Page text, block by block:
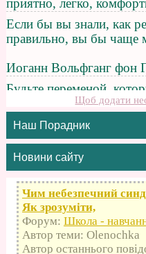
Щоб додати
Наш Порадник
Новини сайту
Чим небезпечний
Як зрозуміти,
Форум: Школа -
Автор теми: Olenochka
Автор останнього